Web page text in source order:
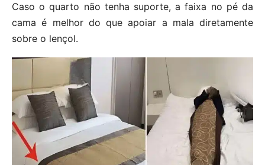
Caso o quarto não tenha suporte, a faixa no pé da
cama é melhor do que apoiar a mala diretamente
sobre o lençol.